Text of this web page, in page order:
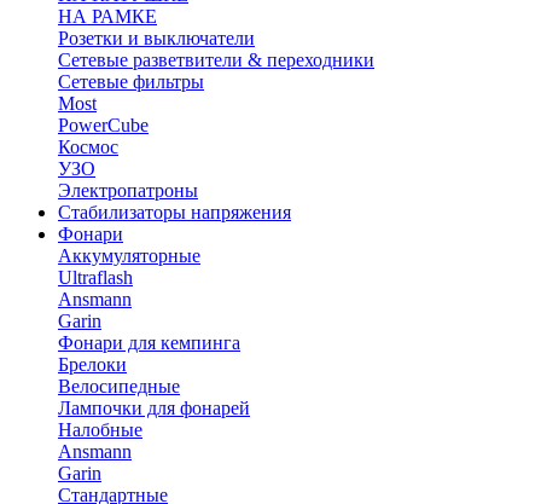
НА РАМКЕ
Розетки и выключатели
Сетевые разветвители & переходники
Сетевые фильтры
Most
PowerCube
Космос
УЗО
Электропатроны
Стабилизаторы напряжения
Фонари
Аккумуляторные
Ultraflash
Ansmann
Garin
Фонари для кемпинга
Брелоки
Велосипедные
Лампочки для фонарей
Налобные
Ansmann
Garin
Стандартные